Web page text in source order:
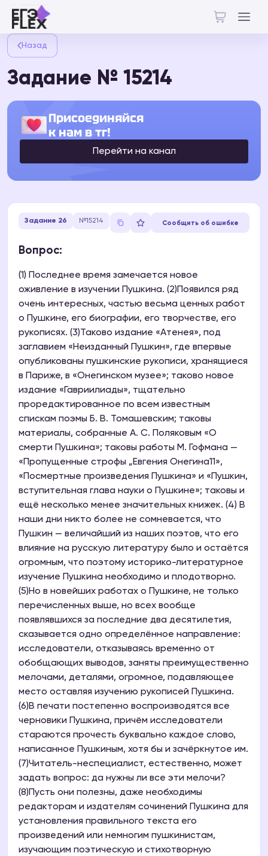
Назад
Задание № 15214
Присоединяйся
к нам в тг!
Перейти на канал
Задание 26 №15214 Сообщить об ошибке
Вопрос:
(1) Последнее время замечается новое
оживление в изучении Пушкина. (2)Появился ряд
очень интересных, частью весьма ценных работ
о Пушкине, его биографии, его творчестве, его
рукописях. (3)Таково издание «Атенея», под
заглавием «Неизданный Пушкин», где впервые
опубликованы пушкинские рукописи, хранящиеся
в Париже, в «Онегинском музее»; таково новое
издание «Гавриилиады», тщательно
проредактированное по всем известным
спискам поэмы Б. В. Томашевским; таковы
материалы, собранные А. С. Поляковым «О
смерти Пушкина»; таковы работы М. Гофмана —
«Пропущенные строфы „Евгения Онегина11»,
«Посмертные произведения Пушкина» и «Пушкин,
вступительная глава науки о Пушкине»; таковы и
ещё несколько менее значительных книжек. (4) В
наши дни никто более не сомневается, что
Пушкин — величайший из наших поэтов, что его
влияние на русскую литературу было и остаётся
огромным, что поэтому историко-литературное
изучение Пушкина необходимо и плодотворно.
(5)Но в новейших работах о Пушкине, не только
перечисленных выше, но всех вообще
появлявшихся за последние два десятилетия,
сказывается одно определённое направление:
исследователи, отказываясь временно от
обобщающих выводов, заняты преимущественно
мелочами, деталями, огромное, подавляющее
место оставляя изучению рукописей Пушкина.
(6)В печати постепенно воспроизводятся все
черновики Пушкина, причём исследователи
стараются прочесть буквально каждое слово,
написанное Пушкиным, хотя бы и зачёркнутое им.
(7)Читатель-неспециалист, естественно, может
задать вопрос: да нужны ли все эти мелочи?
(8)Пусть они полезны, даже необходимы
редакторам и издателям сочинений Пушкина для
установления правильного текста его
произведений или немногим пушкинистам,
изучающим поэтическую и стихотворную